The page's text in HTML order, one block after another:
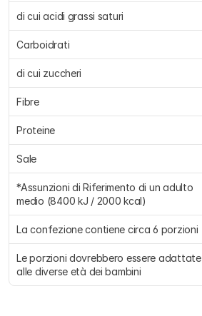
di cui acidi grassi saturi
Carboidrati
di cui zuccheri
Fibre
Proteine
Sale
*Assunzioni di Riferimento di un adulto
medio (8400 kJ / 2000 kcal)
La confezione contiene circa 6 porzioni
Le porzioni dovrebbero essere adattate
alle diverse età dei bambini